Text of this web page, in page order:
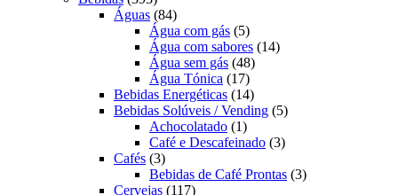
produtos
Águas 8484
produtos
Água com gás 55
produtos
Água com sabores 1414
Água sem gás 4848
Água Tónica 1717
produtos
Bebidas Energéticas 1414
produtos
Bebidas Solúveis / Vending 55
Achocolatado 11
produto
Café e Descafeinado 33
Cafés 33
produtos
Bebidas de Café Prontas 33
Cervejas 117117